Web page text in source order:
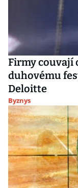
Firmy couvají
duhovému
Deloitte
Byznys